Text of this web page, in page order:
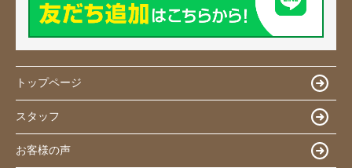
トップページ
スタッフ
お客様の声